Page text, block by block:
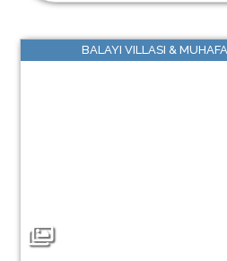
BALAYI VILLASI &